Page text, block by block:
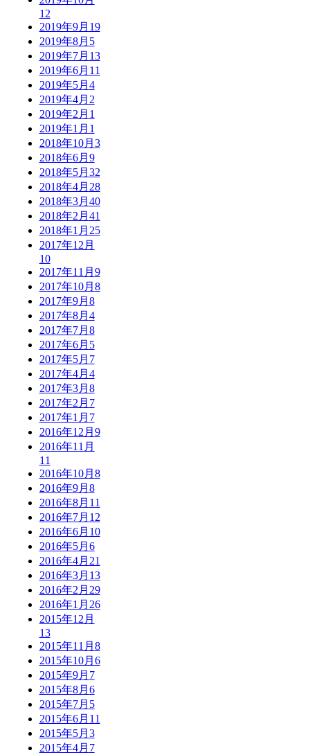
12
2019年9月 19
2019年8月 5
2019年7月 13
2019年6月 11
2019年5月 4
2019年4月 2
2019年2月 1
2019年1月 1
2018年10月 3
2018年6月 9
2018年5月 32
2018年4月 28
2018年3月 40
2018年2月 41
2018年1月 25
2017年12月
10
2017年11月 9
2017年10月 8
2017年9月 8
2017年8月 4
2017年7月 8
2017年6月 5
2017年5月 7
2017年4月 4
2017年3月 8
2017年2月 7
2017年1月 7
2016年12月 9
2016年11月
11
2016年10月 8
2016年9月 8
2016年8月 11
2016年7月 12
2016年6月 10
2016年5月 6
2016年4月 21
2016年3月 13
2016年2月 29
2016年1月 26
2015年12月
13
2015年11月 8
2015年10月 6
2015年9月 7
2015年8月 6
2015年7月 5
2015年6月 11
2015年5月 3
2015年4月 7